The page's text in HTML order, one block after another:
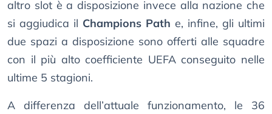
altro slot è a disposizione invece alla nazione che
si aggiudica il Champions Path e, infine, gli ultimi
due spazi a disposizione sono offerti alle squadre
con il più alto coefficiente UEFA conseguito nelle
ultime 5 stagioni.
A differenza dell’attuale funzionamento, le 36